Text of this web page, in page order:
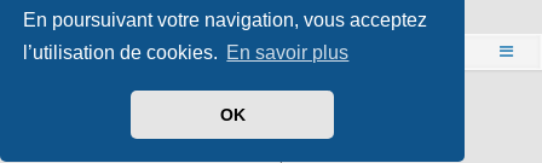
En poursuivant votre navigation, vous acceptez
l’utilisation de cookies. En savoir plus
OK
Vousne pouvez pasjoindre des fichiers
Accueil Index du forum
Développé parphpBB® Forum Software © phpBB Limited
Arty- phpBB 3.3 par MrGaby
phpBB-fr.com